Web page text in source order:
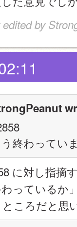
edited by
う終わってい
に対し指摘
わっている
ころだと思